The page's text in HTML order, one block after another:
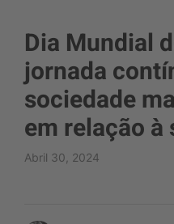
Dia Mundial
jornada
sociedade
em relação à
Abril 30, 2024